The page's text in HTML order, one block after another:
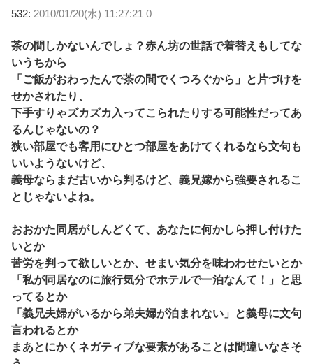
532: 2010/01/20(水) 11:27:21 0
茶の間しかないんでしょ？赤ん坊の世話で着替えもしてな
いうちから
「ご飯がおわったんで茶の間でくつろぐから」と片づけを
せかされたり、
下手すりゃズカズカ入ってこられたりする可能性だってあ
るんじゃないの？
狭い部屋でも客用にひとつ部屋をあけてくれるなら文句も
いいようないけど、
義母ならまだ古いから判るけど、義兄嫁から強要されるこ
とじゃないよね。
おおかた同居がしんどくて、あなたに何かしら押し付けた
いとか
苦労を判って欲しいとか、せまい気分を味わわせたいとか
「私が同居なのに旅行気分でホテルで一泊なんて！」と思
ってるとか
「義兄夫婦がいるから弟夫婦が泊まれない」と義母に文句
言われるとか
まあとにかくネガティブな要素があることは間違いなさそ